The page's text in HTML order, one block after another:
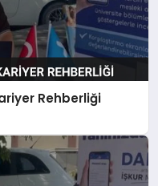
Rehberliği